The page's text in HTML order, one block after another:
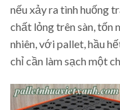
nếu xảy ra tình huống
chất lỏng trên sàn, tốn
nhiên, với pallet, hầu
chỉ cần làm sạch một